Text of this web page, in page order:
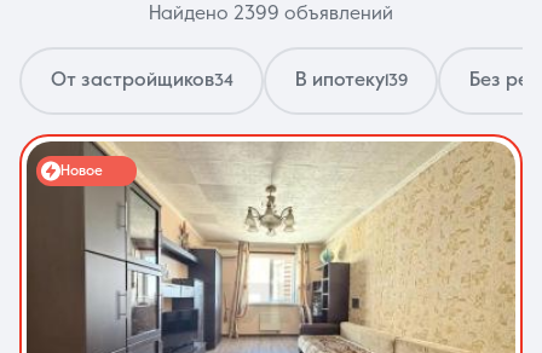
О компании Контакты
8 (861) 297-00-00
Ежедневно с 08:30 до 20:00
Найдено 2399 объявлений
От застройщиков34 В ипотеку139 Без
Новое